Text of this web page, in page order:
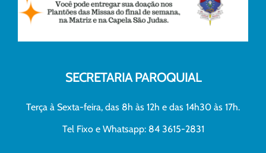
SECRETARIA PAROQUIAL
Terça à Sexta-feira, das 8h às 12h e das 14h30 às 17h.
Tel Fixo e Whatsapp: 84 3615-2831